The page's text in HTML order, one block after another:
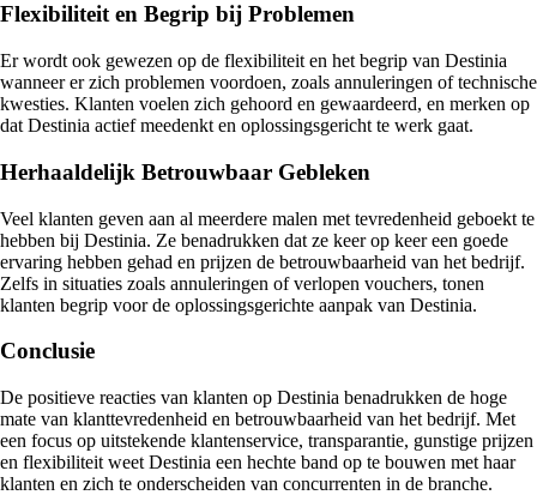
Flexibiliteit en Begrip bij Problemen
Er wordt ook gewezen op de flexibiliteit en het begrip van Destinia
wanneer er zich problemen voordoen, zoals annuleringen of technische
kwesties. Klanten voelen zich gehoord en gewaardeerd, en merken op
dat Destinia actief meedenkt en oplossingsgericht te werk gaat.
Herhaaldelijk Betrouwbaar Gebleken
Veel klanten geven aan al meerdere malen met tevredenheid geboekt te
hebben bij Destinia. Ze benadrukken dat ze keer op keer een goede
ervaring hebben gehad en prijzen de betrouwbaarheid van het bedrijf.
Zelfs in situaties zoals annuleringen of verlopen vouchers, tonen
klanten begrip voor de oplossingsgerichte aanpak van Destinia.
Conclusie
De positieve reacties van klanten op Destinia benadrukken de hoge
mate van klanttevredenheid en betrouwbaarheid van het bedrijf. Met
een focus op uitstekende klantenservice, transparantie, gunstige prijzen
en flexibiliteit weet Destinia een hechte band op te bouwen met haar
klanten en zich te onderscheiden van concurrenten in de branche.